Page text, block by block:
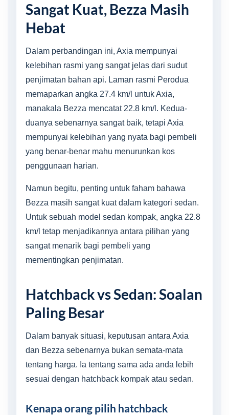
Sangat Kuat, Bezza Masih
Hebat
Dalam perbandingan ini, Axia mempunyai
kelebihan rasmi yang sangat jelas dari sudut
penjimatan bahan api. Laman rasmi Perodua
memaparkan angka 27.4 km/l untuk Axia,
manakala Bezza mencatat 22.8 km/l. Kedua-
duanya sebenarnya sangat baik, tetapi Axia
mempunyai kelebihan yang nyata bagi pembeli
yang benar-benar mahu menurunkan kos
penggunaan harian.
Namun begitu, penting untuk faham bahawa
Bezza masih sangat kuat dalam kategori sedan.
Untuk sebuah model sedan kompak, angka 22.8
km/l tetap menjadikannya antara pilihan yang
sangat menarik bagi pembeli yang
mementingkan penjimatan.
Hatchback vs Sedan: Soalan
Paling Besar
Dalam banyak situasi, keputusan antara Axia
dan Bezza sebenarnya bukan semata-mata
tentang harga. Ia tentang sama ada anda lebih
sesuai dengan hatchback kompak atau sedan.
Kenapa orang pilih hatchback